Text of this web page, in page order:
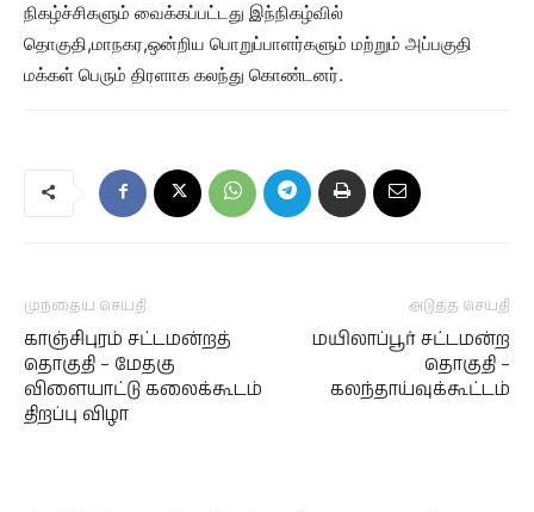
நிகழ்ச்சிகளும் வைக்கப்பட்டது இந்நிகழ்வில்
தொகுதி,மாநகர,ஒன்றிய பொறுப்பாளர்களும் மற்றும் அப்பகுதி
மக்கள் பெரும் திரளாக கலந்து கொண்டனர்.
முந்தைய செய்தி
காஞ்சிபுரம் சட்டமன்றத்
தொகுதி – மேதகு
விளையாட்டு கலைக்கூடம்
திறப்பு விழா
அடுத்த செய்தி
மயிலாப்பூர் சட்டமன்ற
தொகுதி –
கலந்தாய்வுக்கூட்டம்